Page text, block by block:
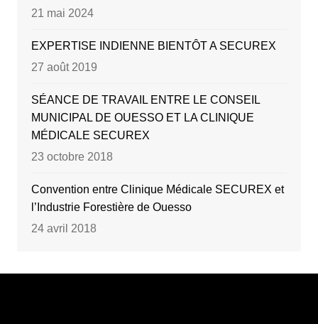
21 mai 2024
EXPERTISE INDIENNE BIENTÔT A SECUREX
27 août 2019
SÉANCE DE TRAVAIL ENTRE LE CONSEIL
MUNICIPAL DE OUESSO ET LA CLINIQUE
MÉDICALE SECUREX
23 octobre 2018
Convention entre Clinique Médicale SECUREX et
l’Industrie Forestière de Ouesso
24 avril 2018